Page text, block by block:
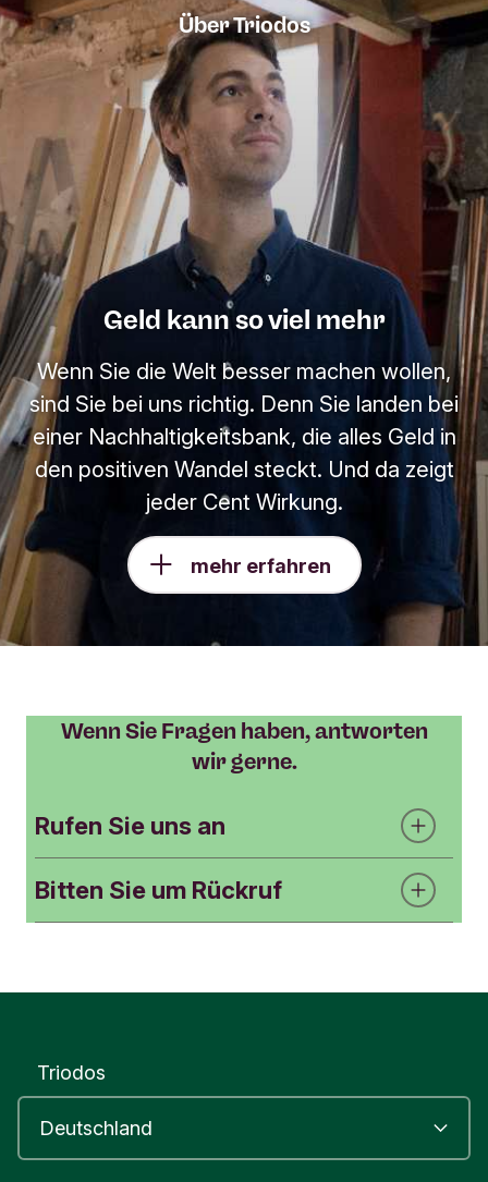
Geld kann so viel mehr
Über Triodos
Wenn Sie die Welt besser machen wollen,
sind Sie bei uns richtig. Denn Sie landen bei
einer Nachhaltigkeitsbank, die alles Geld in
den positiven Wandel steckt. Und da zeigt
jeder Cent Wirkung.
mehr erfahren
Wenn Sie Fragen haben, antworten
wir gerne.
Rufen Sie uns an
Kundenbetreuung
Bitten Sie um Rückruf
o
a
o
Frage?
Ihr
Name
Triodos wird zurückrufen und nach dieser
Person mit Namen fragen.
Triodos